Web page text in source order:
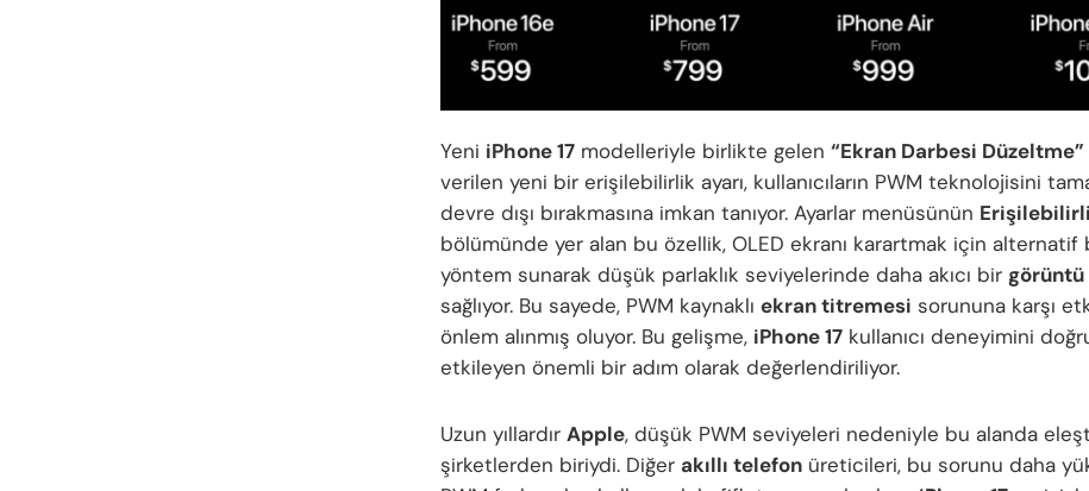
Yeni iPhone 17 modelleriyle birlikte gelen “Ekran Darbesi Düzeltme”
verilen yeni bir erişilebilirlik ayarı, kullanıcıların PWM teknolojisini
devre dışı bırakmasına imkan tanıyor. Ayarlar menüsünün
bölümünde yer alan bu özellik, OLED ekranı karartmak için alternatif
yöntem sunarak düşük parlaklık seviyelerinde daha akıcı bir görüntü
sağlıyor. Bu sayede, PWM kaynaklı ekran titremesi sorununa karşı
önlem alınmış oluyor. Bu gelişme, iPhone 17 kullanıcı deneyimini
etkileyen önemli bir adım olarak değerlendiriliyor.
Uzun yıllardır Apple, düşük PWM seviyeleri nedeniyle bu alanda
şirketlerden biriydi. Diğer akıllı telefon üreticileri, bu sorunu daha